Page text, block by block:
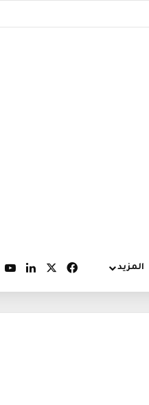
المزيد فيسبوك